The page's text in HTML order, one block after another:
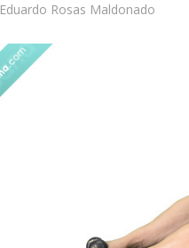
Rosas Maldonado